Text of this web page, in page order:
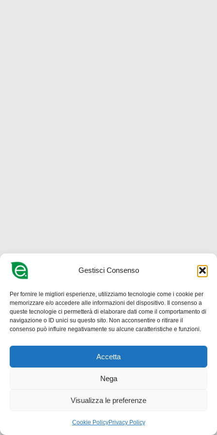
Gestisci Consenso
Per fornire le migliori esperienze, utilizziamo tecnologie come i cookie per
memorizzare e/o accedere alle informazioni del dispositivo. Il consenso a
queste tecnologie ci permetterà di elaborare dati come il comportamento di
navigazione o ID unici su questo sito. Non acconsentire o ritirare il
consenso può influire negativamente su alcune caratteristiche e funzioni.
Accetta
Nega
Visualizza le preferenze
Cookie PolicyPrivacy Policy